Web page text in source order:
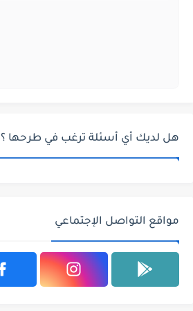
هل لديك أي أسئلة ترغب في طرحها ؟
مواقع التواصل الإجتماعي